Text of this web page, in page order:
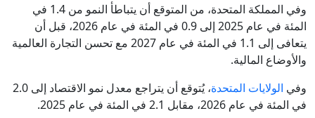
وفي المملكة المتحدة، من المتوقع أن يتباطأ النمو من 1.4 في
المئة في عام 2025 إلى 0.9 في المئة في عام 2026، قبل أن
يتعافى إلى 1.1 في المئة في عام 2027 مع تحسن التجارة العالمية
والأوضاع المالية.
وفي الولايات المتحدة
، يُتوقع أن يتراجع معدل نمو الاقتصاد إلى 2.0
في المئة في عام 2026، مقابل 2.1 في المئة في عام 2025.